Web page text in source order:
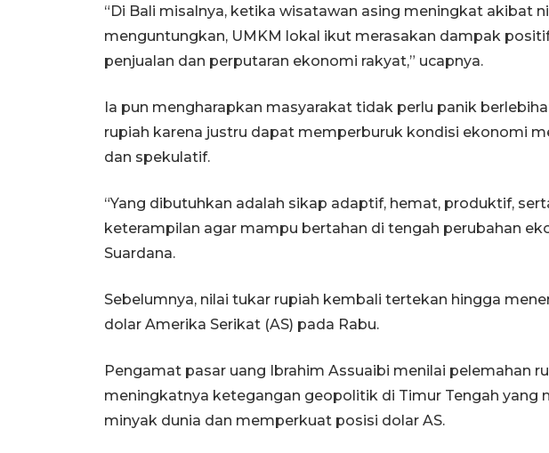
“Di Bali misalnya, ketika wisatawan asing meningkat akibat
menguntungkan, UMKM lokal ikut merasakan dampak
penjualan dan perputaran ekonomi rakyat,” ucapnya.
Ia pun mengharapkan masyarakat tidak perlu panik
rupiah karena justru dapat memperburuk kondisi ekonomi
dan spekulatif.
“Yang dibutuhkan adalah sikap adaptif, hemat, produktif,
keterampilan agar mampu bertahan di tengah perubahan
Suardana.
Sebelumnya, nilai tukar rupiah kembali tertekan hingga
dolar Amerika Serikat (AS) pada Rabu.
Pengamat pasar uang Ibrahim Assuaibi menilai pelemahan
meningkatnya ketegangan geopolitik di Timur Tengah yang
minyak dunia dan memperkuat posisi dolar AS.
kopi